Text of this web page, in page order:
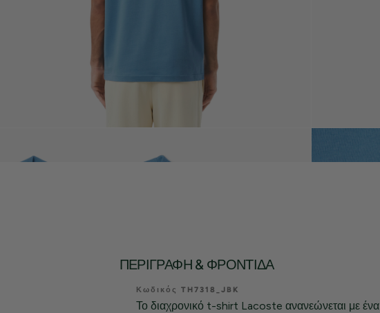
ΠΕΡΙΓΡΑΦΉ & ΦΡΟΝΤΊΔΑ
Κωδικός TH7318_JBK
Το διαχρονικό t-shirt Lacoste ανανεώνεται με ένα